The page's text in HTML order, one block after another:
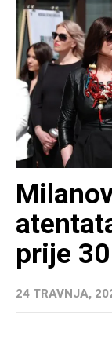
prije
24 TRAVNJA,